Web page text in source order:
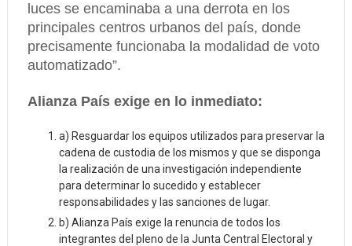
luces se encaminaba a una derrota en los
principales centros urbanos del país, donde
precisamente funcionaba la modalidad de voto
automatizado”.
Alianza País exige en lo inmediato:
a) Resguardar los equipos utilizados para preservar la
cadena de custodia de los mismos y que se disponga
la realización de una investigación independiente
para determinar lo sucedido y establecer
responsabilidades y las sanciones de lugar.
b) Alianza País exige la renuncia de todos los
integrantes del pleno de la Junta Central Electoral y